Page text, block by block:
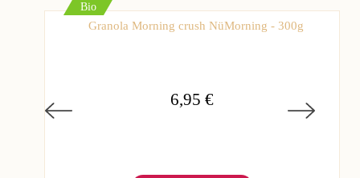
Bio
Granola Morning crush NüMorning - 300g
6,95 €